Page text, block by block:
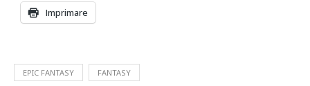
Imprimare
EPIC FANTASY FANTASY